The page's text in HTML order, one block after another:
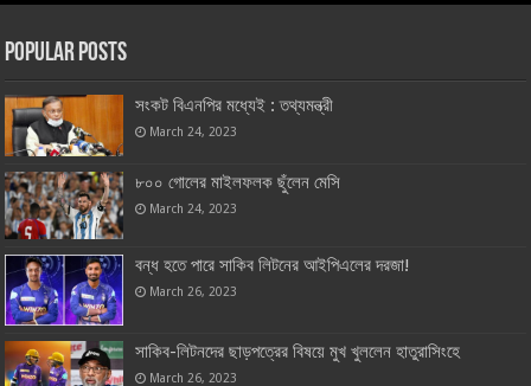
Popular Posts
সংকট বিএনপির মধ্যেই : তথ্যমন্ত্রী
March 24, 2023
৮০০ গোলের মাইলফলক ছুঁলেন মেসি
March 24, 2023
বন্ধ হতে পারে সাকিব লিটনের আইপিএলের দরজা!
March 26, 2023
সাকিব-লিটনদের ছাড়পত্রের বিষয়ে মুখ খুললেন হাতুরাসিংহে
March 26, 2023